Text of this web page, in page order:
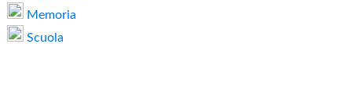
Memoria
Scuola